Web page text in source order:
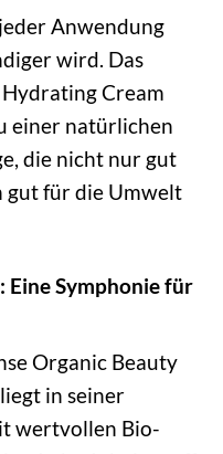
Anwendung
wird. Das
Cream
einer natürlichen
die nicht nur gut
gut für die Umwelt
Eine Symphonie für
Organic Beauty
in seiner
wertvollen Bio-